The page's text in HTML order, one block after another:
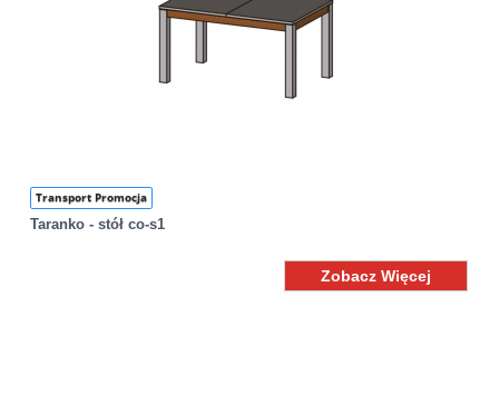
Transport Promocja
Taranko - stół co-s1
Zobacz Więcej